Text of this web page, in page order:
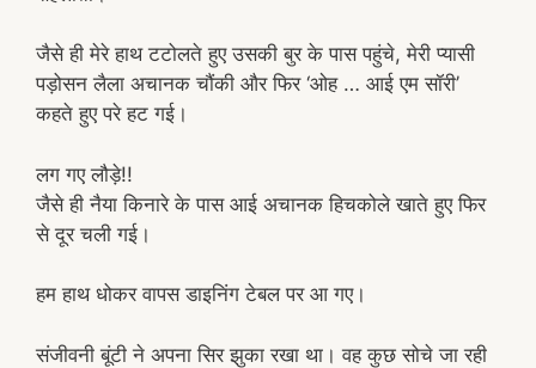
जैसे ही मेरे हाथ टटोलते हुए उसकी बुर के पास पहुंचे, मेरी प्यासी
पड़ोसन लैला अचानक चौंकी और फिर ‘ओह … आई एम सॉरी’
कहते हुए परे हट गई।
लग गए लौड़े!!
जैसे ही नैया किनारे के पास आई अचानक हिचकोले खाते हुए फिर
से दूर चली गई।
हम हाथ धोकर वापस डाइनिंग टेबल पर आ गए।
संजीवनी बूंटी ने अपना सिर झुका रखा था। वह कुछ सोचे जा रही